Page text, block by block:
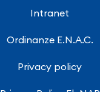
Intranet
Ordinanze E.N.A.C.
Privacy policy